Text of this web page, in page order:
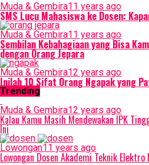
Muda & Gembira11 years ago
SMS Lucu Mahasiswa ke Dosen:
Muda & Gembira11 years ago
Sembilan Kebahagiaan yang Bisa
dengan Orang Jepara
Muda & Gembira12 years ago
Inilah 10 Sifat Orang Ngapak yang
Trending
Muda & Gembira12 years ago
Kalau Kamu Masih Mendewakan IPK
Ini
Lowongan11 years ago
Lowongan Dosen Akademi Teknik